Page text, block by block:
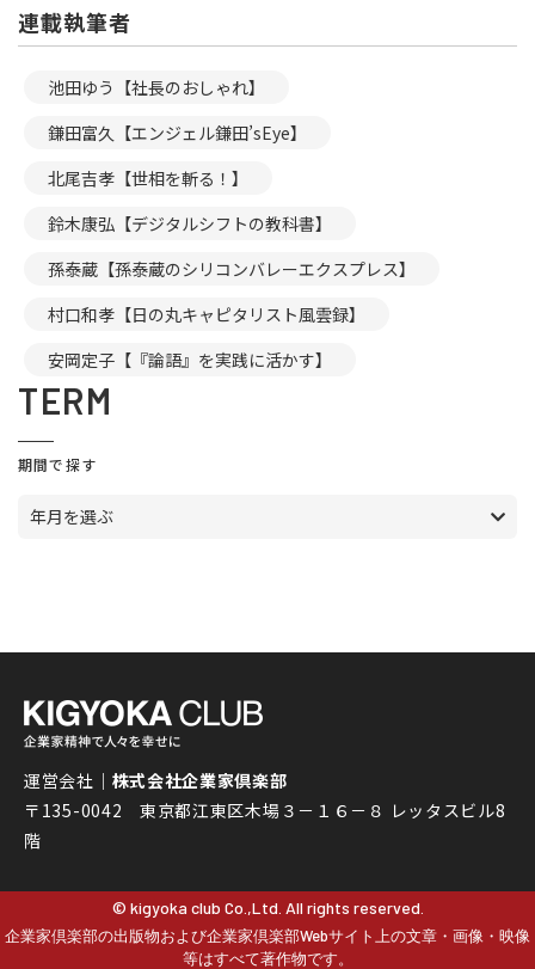
連載執筆者
池田ゆう【社長のおしゃれ】
鎌田富久【エンジェル鎌田’sEye】
北尾吉孝【世相を斬る！】
鈴木康弘【デジタルシフトの教科書】
孫泰蔵【孫泰蔵のシリコンバレーエクスプレス】
村口和孝【日の丸キャピタリスト風雲録】
安岡定子【『論語』を実践に活かす】
TERM
期間で探す
年月を選ぶ
運営会社｜ 株式会社企業家倶楽部
〒135-0042 東京都江東区木場３－１６－８ レッタスビル8
階
© kigyoka club Co.,Ltd. All rights reserved.
企業家倶楽部の出版物および企業家倶楽部Webサイト上の文章・画像・映像
等はすべて著作物です。